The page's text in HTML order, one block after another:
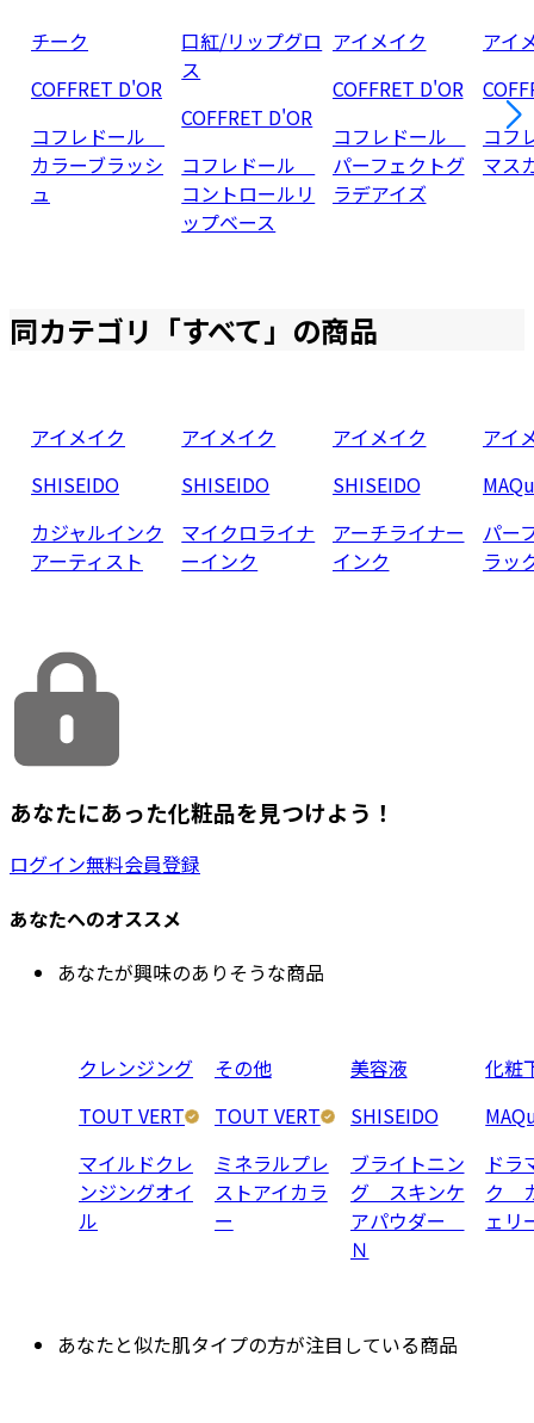
チーク
COFFRET D'OR
コフレドール
カラーブラッシ
ュ
口紅/リップグロ
ス
COFFRET D'OR
コフレドール
コントロールリ
ップベース
アイメイク
COFFRET D'OR
コフレドール
パーフェクトグ
ラデアイズ
アイ
コ
マス
同カテゴリ「すべて」の商品
アイメイク
SHISEIDO
カジャルインク
アーティスト
アイメイク
SHISEIDO
マイクロライナ
ーインク
アイメイク
SHISEIDO
アーチライナー
インク
アイ
パー
ラッ
あなたにあった化粧品を見つけよう！
ログイン無料会員登録
あなたへのオススメ
あなたが興味のありそうな商品
クレンジング
TOUT VERT
マイルドクレ
ンジングオイ
ル
その他
TOUT VERT
ミネラルプレ
ストアイカラ
ー
美容液
SHISEIDO
ブライトニン
グ スキンケ
アパウダー
Ｎ
化粧
ドラ
ク
ェ
あなたと似た肌タイプの方が注目している商品